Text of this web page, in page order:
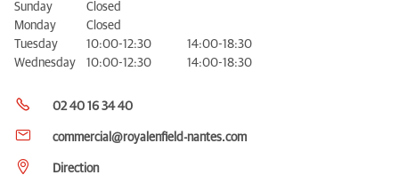
Sunday
Closed
Monday
Closed
Tuesday
10:00-12:30
14:00-18:30
Wednesday
10:00-12:30 14:00-18:30
02 40 16 34 40
commercial@royalenfield-nantes.com
Direction